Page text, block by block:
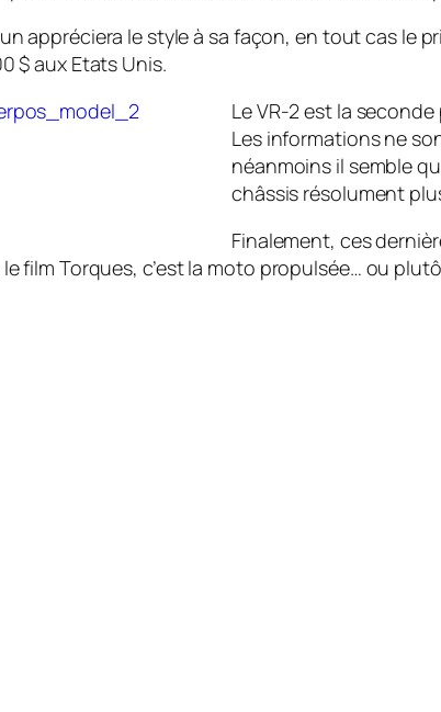
appréciera le style à sa façon, en tout cas le
$ aux Etats Unis.
Le VR-2 est la
Les informations ne
néanmoins il semble
châssis résolument
Finalement, ces
film Torques, c’est la moto propulsée… ou